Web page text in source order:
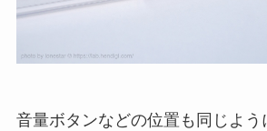
音量ボタンなどの位置も同じよ